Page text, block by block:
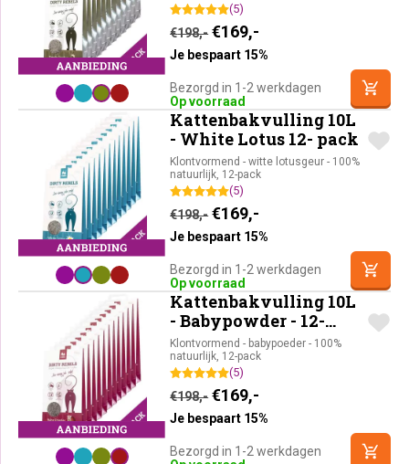
(5)
€198,- Oorspronkelijke prijs
€169,-
Je bespaart 15%
Bezorgd in 1-2 werkdagen
Op voorraad
Kattenbakvulling 10L
- White Lotus 12- pack
Klontvormend - witte lotusgeur - 100%
natuurlijk, 12-pack
(5)
€198,- Oorspronkelijke prijs
€169,-
Je bespaart 15%
Bezorgd in 1-2 werkdagen
Op voorraad
Kattenbakvulling 10L
- Babypowder - 12-
pack
Klontvormend - babypoeder - 100%
natuurlijk, 12-pack
(5)
€198,- Oorspronkelijke prijs
€169,-
Je bespaart 15%
Bezorgd in 1-2 werkdagen